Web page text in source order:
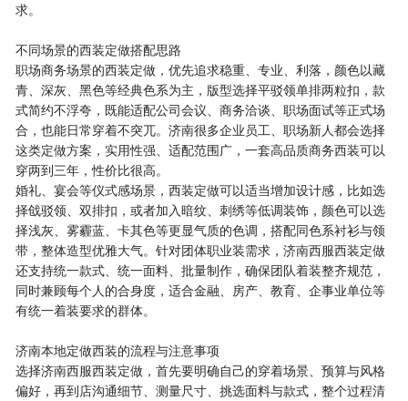
求。
不同场景的西装定做搭配思路
职场商务场景的西装定做，优先追求稳重、专业、利落，颜色以藏
青、深灰、黑色等经典色系为主，版型选择平驳领单排两粒扣，款
式简约不浮夸，既能适配公司会议、商务洽谈、职场面试等正式场
合，也能日常穿着不突兀。济南很多企业员工、职场新人都会选择
这类定做方案，实用性强、适配范围广，一套高品质商务西装可以
穿两到三年，性价比很高。
婚礼、宴会等仪式感场景，西装定做可以适当增加设计感，比如选
择戗驳领、双排扣，或者加入暗纹、刺绣等低调装饰，颜色可以选
择浅灰、雾霾蓝、卡其色等更显气质的色调，搭配同色系衬衫与领
带，整体造型优雅大气。针对团体职业装需求，济南西服西装定做
还支持统一款式、统一面料、批量制作，确保团队着装整齐规范，
同时兼顾每个人的合身度，适合金融、房产、教育、企事业单位等
有统一着装要求的群体。
济南本地定做西装的流程与注意事项
选择济南西服西装定做，首先要明确自己的穿着场景、预算与风格
偏好，再到店沟通细节、测量尺寸、挑选面料与款式，整个过程清